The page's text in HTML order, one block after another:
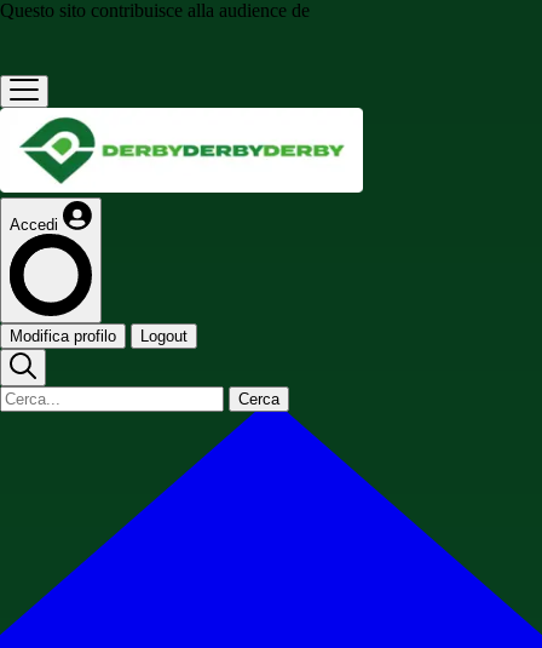
Questo sito contribuisce alla audience de
Accedi
Modifica profilo Logout
Cerca